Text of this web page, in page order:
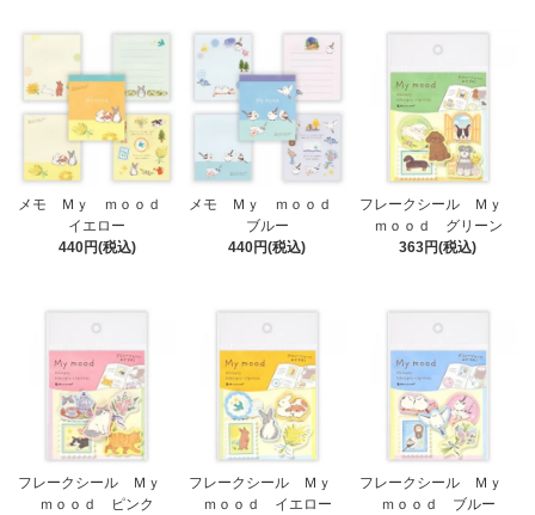
メモ Ｍｙ ｍｏｏｄ
イエロー
440円(税込)
メモ Ｍｙ ｍｏｏｄ
ブルー
440円(税込)
フレークシール Ｍｙ
ｍｏｏｄ グリーン
363円(税込)
フレークシール Ｍｙ
ｍｏｏｄ ピンク
フレークシール Ｍｙ
ｍｏｏｄ イエロー
フレークシール Ｍｙ
ｍｏｏｄ ブルー